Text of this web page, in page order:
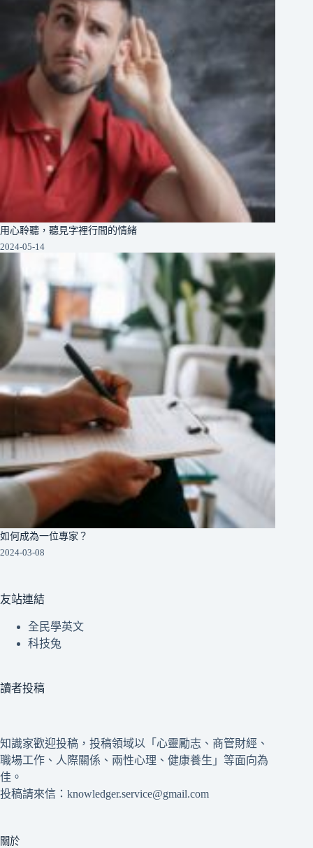
用心聆聽，聽見字裡行間的情緒
2024-05-14
如何成為一位專家？
2024-03-08
友站連結
全民學英文
科技兔
讀者投稿
知識家歡迎投稿，投稿領域以「心靈勵志、商管財經、
職場工作、人際關係、兩性心理、健康養生」等面向為
佳。
投稿請來信：knowledger.service@gmail.com
關於